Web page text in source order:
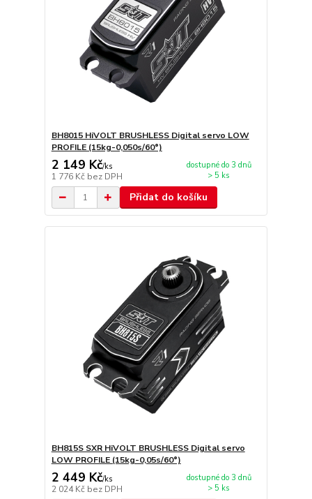
BH8015 HiVOLT BRUSHLESS Digital servo LOW
PROFILE (15kg-0,050s/60°)
2 149 Kč/ks
1 776 Kč bez DPH
dostupné do 3 dnů
> 5 ks
Přidat do košíku
BH815S SXR HiVOLT BRUSHLESS Digital servo
LOW PROFILE (15kg-0,05s/60°)
2 449 Kč/ks
2 024 Kč bez DPH
dostupné do 3 dnů
> 5 ks